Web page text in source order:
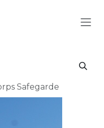
Safegarde